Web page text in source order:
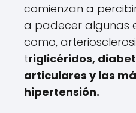
comienzan a
a padecer algunas
como,
triglicéridos,
articulares y las
hipertensión.